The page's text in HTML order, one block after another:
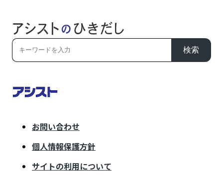
検索
お問い合わせ
個人情報保護方針
サイトの利用について